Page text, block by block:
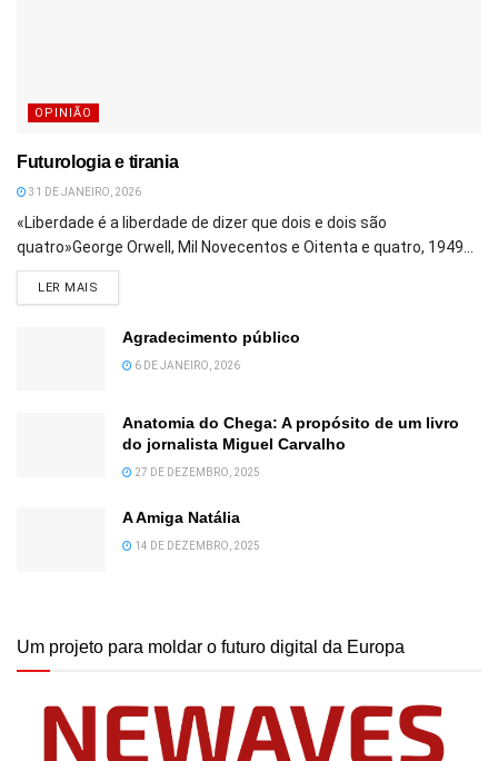
OPINIÃO
Futurologia e tirania
31 DE JANEIRO, 2026
«Liberdade é a liberdade de dizer que dois e dois são
quatro»George Orwell, Mil Novecentos e Oitenta e quatro, 1949...
LER MAIS
Agradecimento público
6 DE JANEIRO, 2026
Anatomia do Chega: A propósito de um livro
do jornalista Miguel Carvalho
27 DE DEZEMBRO, 2025
A Amiga Natália
14 DE DEZEMBRO, 2025
Um projeto para moldar o futuro digital da Europa